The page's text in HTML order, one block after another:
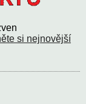
si nejnovější